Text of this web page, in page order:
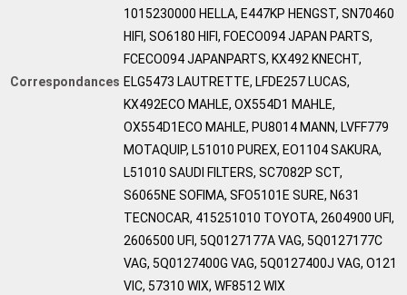
Correspondances
1015230000 HELLA, E447KP HENGST, SN70460
HIFI, SO6180 HIFI, FOECO094 JAPAN PARTS,
FCECO094 JAPANPARTS, KX492 KNECHT,
ELG5473 LAUTRETTE, LFDE257 LUCAS,
KX492ECO MAHLE, OX554D1 MAHLE,
OX554D1ECO MAHLE, PU8014 MANN, LVFF779
MOTAQUIP, L51010 PUREX, EO1104 SAKURA,
L51010 SAUDI FILTERS, SC7082P SCT,
S6065NE SOFIMA, SFO5101E SURE, N631
TECNOCAR, 415251010 TOYOTA, 2604900 UFI,
2606500 UFI, 5Q0127177A VAG, 5Q0127177C
VAG, 5Q0127400G VAG, 5Q0127400J VAG, O121
VIC, 57310 WIX, WF8512 WIX